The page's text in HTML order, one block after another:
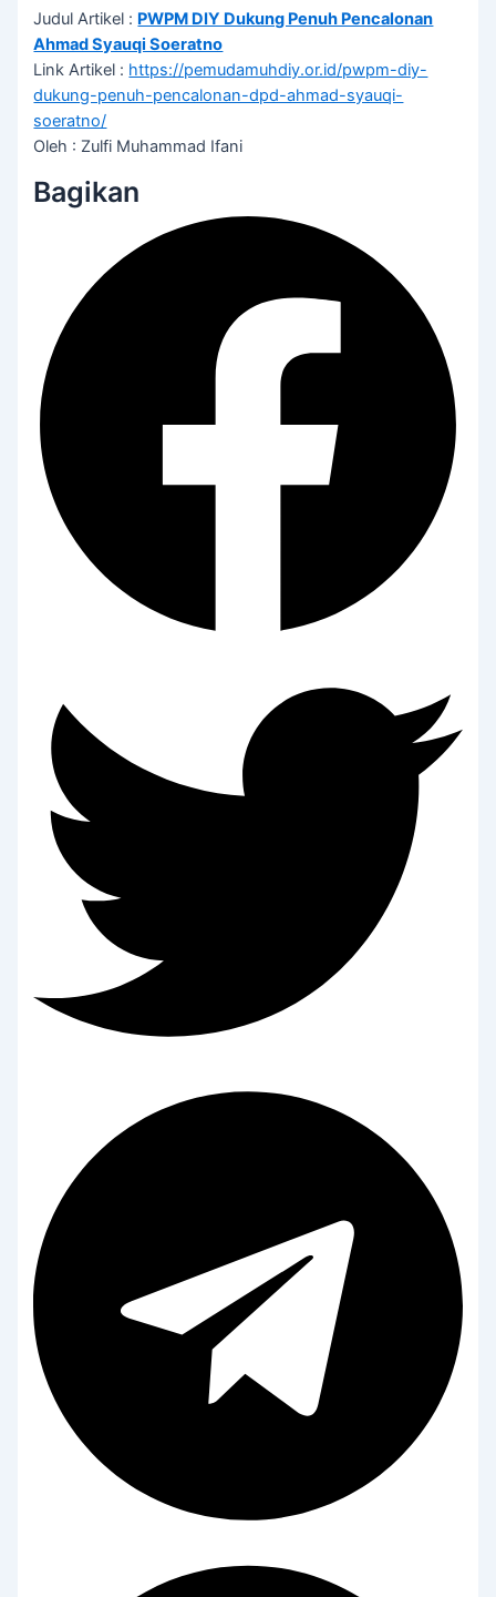
Judul Artikel : PWPM DIY Dukung Penuh Pencalonan
Ahmad Syauqi Soeratno
Link Artikel : https://pemudamuhdiy.or.id/pwpm-diy-
dukung-penuh-pencalonan-dpd-ahmad-syauqi-
soeratno/
Oleh : Zulfi Muhammad Ifani
Bagikan